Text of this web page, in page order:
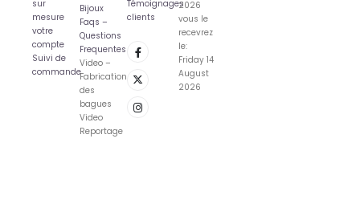
sur
mesure
votre
compte
Suivi de
commande
Bijoux
Faqs –
Questions
Frequentes
Video –
Fabrication
des
bagues
Video
Reportage
Témoignages
clients
2026
vous le
recevrez
le:
Friday 14
August
2026